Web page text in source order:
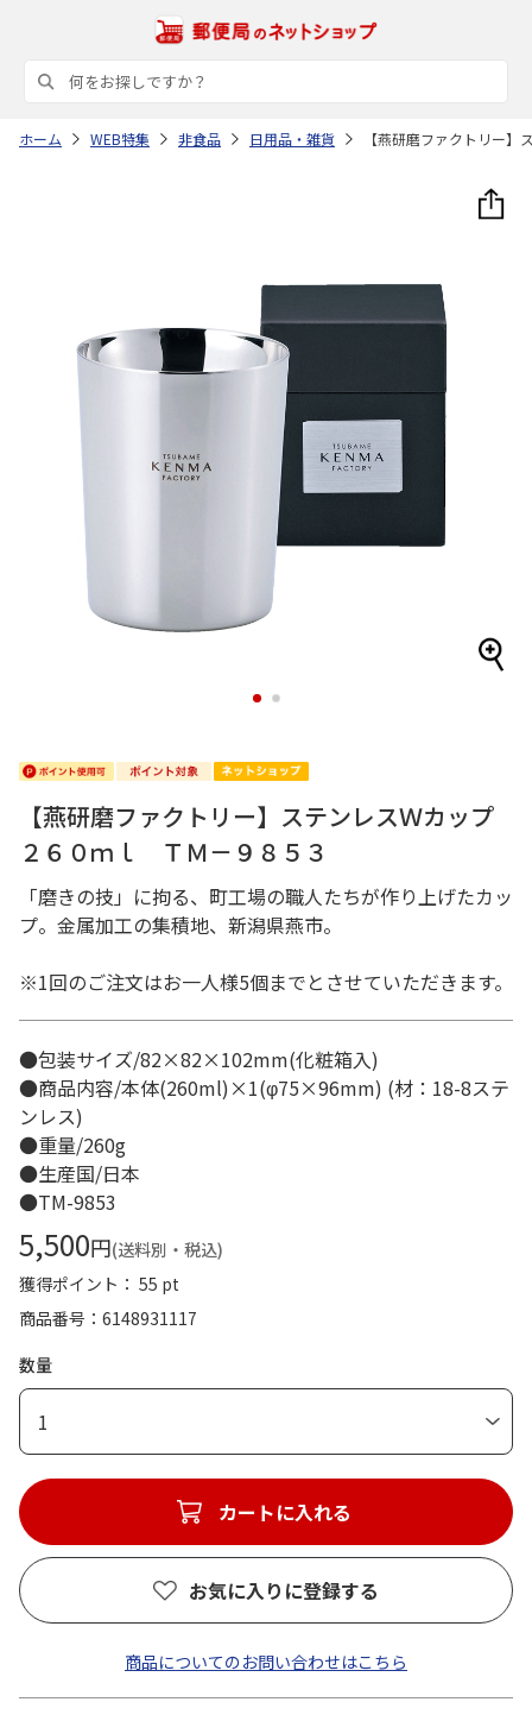
ホーム WEB特集 非食品 日用品・雑貨 【燕研磨ファクトリー
1 2
【燕研磨ファクトリー】ステンレスＷカップ
２６０ｍｌ ＴＭ－９８５３
「磨きの技」に拘る、町工場の職人たちが作り上げたカッ
プ。金属加工の集積地、新潟県燕市。
※1回のご注文はお一人様5個までとさせていただきます。
●包装サイズ/82×82×102mm(化粧箱入)
●商品内容/本体(260ml)×1(φ75×96mm) (材：18-8ステ
ンレス)
●重量/260g
●生産国/日本
●TM-9853
5,500円(送料別・税込)
獲得ポイント： 55 pt
商品番号
6148931117
数量
1
カートに入れる
お気に入りに登録する
商品についてのお問い合わせはこちら